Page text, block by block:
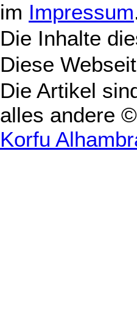
im Impressum
Die Inhalte
Diese
Die Artikel
alles andere
Korfu